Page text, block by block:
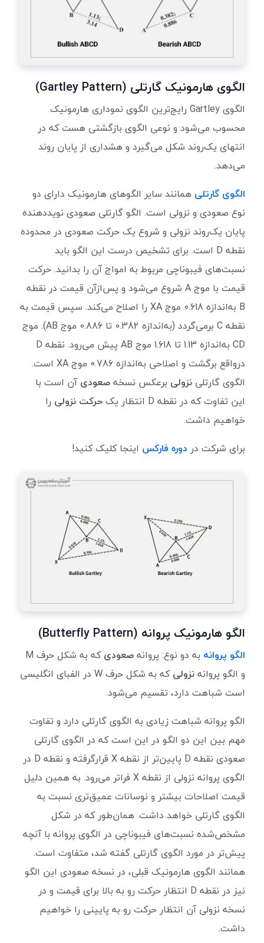
الگوی هارمونیک گارتلی (Gartley Pattern)
الگوی Gartley رایج‌ترین الگوی نموداری هارمونیک
محسوب می‌شود و نوعی الگوی بازگشتی هست که در
انتهای یک‌روند شکل می‌گیرد و هشداری از پایان روند
می‌دهد.
الگوی گارتلی همانند سایر الگوهای هارمونیک دارای دو
نوع صعودی و نزولی است. الگو گارتلی صعودی نویددهنده
پایان یک‌روند نزولی و شروع یک حرکت صعودی در محدوده
نقطه D است. برای تشخیص درست این الگو باید
نسبت‌های فیبوناچی مربوط به امواج آن را بدانید. حرکت
قیمت با موج A شروع می‌شود و پس‌ازآن قیمت در نقطه
B به‌اندازه 0.618 موج XA را اصلاح می‌کند. سپس قیمت به
نقطه C برمی‌گردد (به‌اندازه 0.382 تا 0.886 موج AB). موج
CD به‌اندازه 1.13 تا 1.618 موج AB پیش می‌رود. نقطه D
درواقع برگشت و اصلاحی به‌اندازه 0.786 موج XA است.
الگوی گارتلی نزولی برعکس نسخهصعودیآن است با
این تفاوت که در نقطه D انتظار یک
حرکت نزولی را
خواهیم داشت.
برای شرکت در دوره فارکس اینجا کلیک کنید!
الگو هارمونیک پروانه (Butterfly Pattern)
الگو پروانه به دو نوع: پروانهصعودی
که به شکل حرف M
و الگو پروانهنزولی
که به شکل حرف W در الفبای انگلیسی
است شباهت دارد، تقسیم می‌شود.
الگو پروانه شباهت زیادی به الگوی گارتلی دارد و تفاوت
مهم بین این دو الگو در این است که در الگوی گارتلی
صعودی نقطه D پایین‌تر از نقطه X قرارگرفته و نقطه D در
الگوی پروانه نزولی از نقطه X فراتر می‌رود. به همین دلیل
قیمت اصلاحات بیشتر و نوسانات عمیق‌تری نسبت به
الگوی گارتلی خواهد داشت. همان‌طور که در شکل
مشخص‌شده نسبت‌های فیبوناچی در الگوی پروانه با آنچه
پیش‌تر در مورد الگوی گارتلی گفته شد، متفاوت است.
همانند الگوی هارمونیک قبلی، در نسخه صعودی این الگو
نیز در نقطه D انتظار حرکت رو به بالا برای قیمت و در
نسخه نزولی آن انتظار حرکت رو به پایینی را خواهیم
داشت.